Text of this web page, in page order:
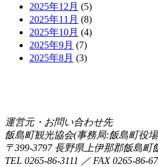
2025年12月 (5)
2025年11月 (8)
2025年10月 (4)
2025年9月 (7)
2025年8月 (3)
運営元・お問い合わせ先
飯島町観光協会(事務局:飯島町役
〒399-3797 長野県上伊那郡飯島町
TEL 0265-86-3111 ／ FAX 0265-86-